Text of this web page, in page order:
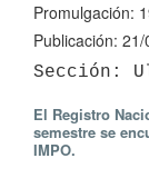
Promulgación:
Publicación: 21/
El Registro
semestre se
IMPO.